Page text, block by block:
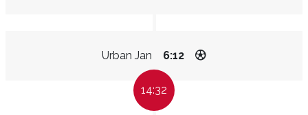
Urban Jan 6:12
14:32